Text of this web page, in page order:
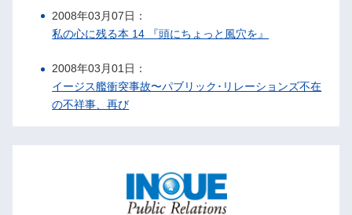
2008年03月07日：
私の心に残る本 14 『頭にちょっと風穴を』
2008年03月01日：
イージス艦衝突事故〜パブリック･リレーションズ不在
の不祥事、再び